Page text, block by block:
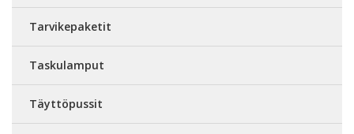
Tarvikepaketit
Taskulamput
Täyttöpussit